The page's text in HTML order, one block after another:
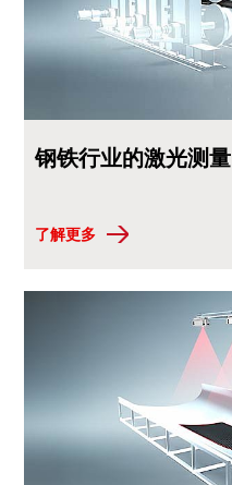
钢铁行业的激光测量
了解更多